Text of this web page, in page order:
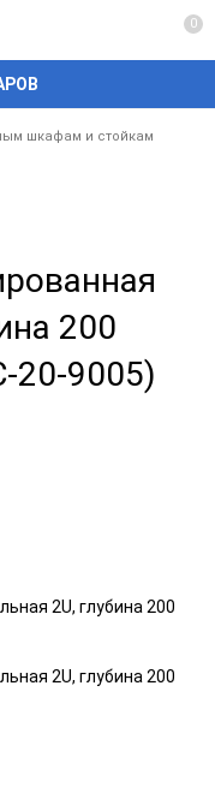
0
шкафам и стойкам
200
20-9005)